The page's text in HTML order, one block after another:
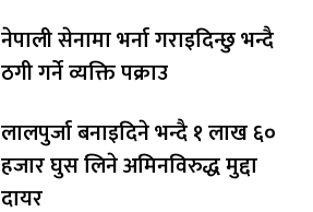
नेपाली सेनामा भर्ना गराइदिन्छु भन्दै
ठगी गर्ने व्यक्ति पक्राउ
लालपुर्जा बनाइदिने भन्दै १ लाख ६०
हजार घुस लिने अमिनविरुद्ध मुद्दा
दायर